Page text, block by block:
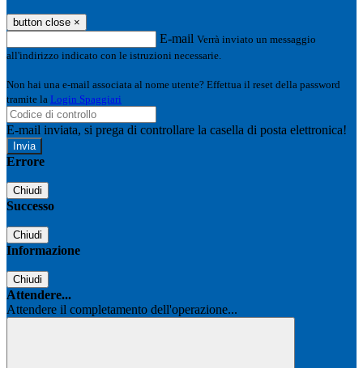
button close ×
E-mail Verrà inviato un messaggio
all'indirizzo indicato con le istruzioni necessarie.
Non hai una e-mail associata al nome utente? Effettua il reset della password
tramite la Login Spaggiari
E-mail inviata, si prega di controllare la casella di posta elettronica!
Errore
Chiudi
Successo
Chiudi
Informazione
Chiudi
Attendere...
Attendere il completamento dell'operazione...